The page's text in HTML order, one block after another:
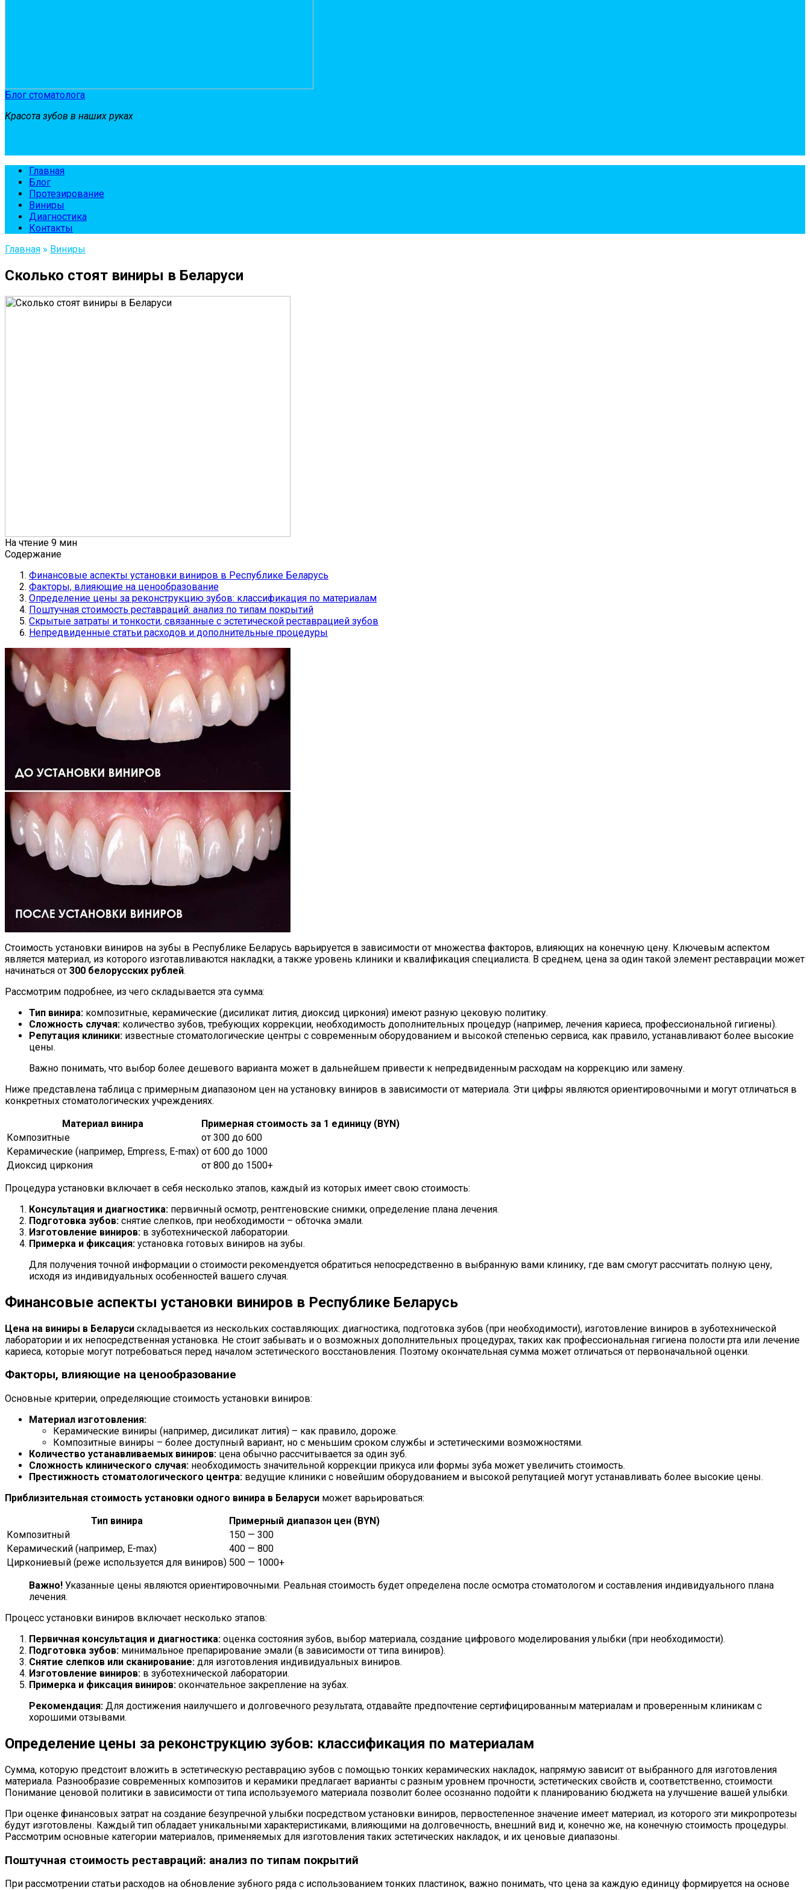
Блог стоматолога
Красота зубов в наших руках
Главная
Блог
Протезирование
Виниры
Диагностика
Контакты
Главная » Виниры
Сколько стоят виниры в Беларуси
На чтение 9 мин
Содержание
Финансовые аспекты установки виниров в Республике Беларусь
Факторы, влияющие на ценообразование
Определение цены за реконструкцию зубов: классификация по материалам
Поштучная стоимость реставраций: анализ по типам покрытий
Скрытые затраты и тонкости, связанные с эстетической реставрацией зубов
Непредвиденные статьи расходов и дополнительные процедуры
Стоимость установки виниров на зубы в Республике Беларусь варьируется в зависимости от множества факторов, влияющих на конечную цену. Ключевым аспектом
является материал, из которого изготавливаются накладки, а также уровень клиники и квалификация специалиста. В среднем, цена за один такой элемент реставрации может
начинаться от 300 белорусских рублей.
Рассмотрим подробнее, из чего складывается эта сумма:
Тип винира: композитные, керамические (дисиликат лития, диоксид циркония) имеют разную цековую политику.
Сложность случая: количество зубов, требующих коррекции, необходимость дополнительных процедур (например, лечения кариеса, профессиональной гигиены).
Репутация клиники: известные стоматологические центры с современным оборудованием и высокой степенью сервиса, как правило, устанавливают более высокие
цены.
Важно понимать, что выбор более дешевого варианта может в дальнейшем привести к непредвиденным расходам на коррекцию или замену.
Ниже представлена таблица с примерным диапазоном цен на установку виниров в зависимости от материала. Эти цифры являются ориентировочными и могут отличаться в
конкретных стоматологических учреждениях.
Материал винира
Примерная стоимость за 1 единицу (BYN)
Композитные
от 300 до 600
Керамические (например, Empress, E-max) от 600 до 1000
Диоксид циркония
от 800 до 1500+
Процедура установки включает в себя несколько этапов, каждый из которых имеет свою стоимость:
Консультация и диагностика: первичный осмотр, рентгеновские снимки, определение плана лечения.
Подготовка зубов: снятие слепков, при необходимости – обточка эмали.
Изготовление виниров: в зуботехнической лаборатории.
Примерка и фиксация: установка готовых виниров на зубы.
Для получения точной информации о стоимости рекомендуется обратиться непосредственно в выбранную вами клинику, где вам смогут рассчитать полную цену,
исходя из индивидуальных особенностей вашего случая.
Финансовые аспекты установки виниров в Республике Беларусь
Цена на виниры в Беларуси складывается из нескольких составляющих: диагностика, подготовка зубов (при необходимости), изготовление виниров в зуботехнической
лаборатории и их непосредственная установка. Не стоит забывать и о возможных дополнительных процедурах, таких как профессиональная гигиена полости рта или лечение
кариеса, которые могут потребоваться перед началом эстетического восстановления. Поэтому окончательная сумма может отличаться от первоначальной оценки.
Факторы, влияющие на ценообразование
Основные критерии, определяющие стоимость установки виниров:
Материал изготовления:
Керамические виниры (например, дисиликат лития) – как правило, дороже.
Композитные виниры – более доступный вариант, но с меньшим сроком службы и эстетическими возможностями.
Количество устанавливаемых виниров: цена обычно рассчитывается за один зуб.
Сложность клинического случая: необходимость значительной коррекции прикуса или формы зуба может увеличить стоимость.
Престижность стоматологического центра: ведущие клиники с новейшим оборудованием и высокой репутацией могут устанавливать более высокие цены.
Приблизительная стоимость установки одного винира в Беларуси может варьироваться:
Тип винира
Примерный диапазон цен (BYN)
Композитный
150 — 300
Керамический (например, E-max)
400 — 800
Циркониевый (реже используется для виниров) 500 — 1000+
Важно! Указанные цены являются ориентировочными. Реальная стоимость будет определена после осмотра стоматологом и составления индивидуального плана
лечения.
Процесс установки виниров включает несколько этапов:
Первичная консультация и диагностика: оценка состояния зубов, выбор материала, создание цифрового моделирования улыбки (при необходимости).
Подготовка зубов: минимальное препарирование эмали (в зависимости от типа виниров).
Снятие слепков или сканирование: для изготовления индивидуальных виниров.
Изготовление виниров: в зуботехнической лаборатории.
Примерка и фиксация виниров: окончательное закрепление на зубах.
Рекомендация: Для достижения наилучшего и долговечного результата, отдавайте предпочтение сертифицированным материалам и проверенным клиникам с
хорошими отзывами.
Определение цены за реконструкцию зубов: классификация по материалам
Сумма, которую предстоит вложить в эстетическую реставрацию зубов с помощью тонких керамических накладок, напрямую зависит от выбранного для изготовления
материала. Разнообразие современных композитов и керамики предлагает варианты с разным уровнем прочности, эстетических свойств и, соответственно, стоимости.
Понимание ценовой политики в зависимости от типа используемого материала позволит более осознанно подойти к планированию бюджета на улучшение вашей улыбки.
При оценке финансовых затрат на создание безупречной улыбки посредством установки виниров, первостепенное значение имеет материал, из которого эти микропротезы
будут изготовлены. Каждый тип обладает уникальными характеристиками, влияющими на долговечность, внешний вид и, конечно же, на конечную стоимость процедуры.
Рассмотрим основные категории материалов, применяемых для изготовления таких эстетических накладок, и их ценовые диапазоны.
Поштучная стоимость реставраций: анализ по типам покрытий
При рассмотрении статьи расходов на обновление зубного ряда с использованием тонких пластинок, важно понимать, что цена за каждую единицу формируется на основе